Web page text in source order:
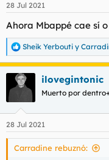
28 Jul 2021
Ahora Mbappé cae sí o
R
e
c
e
s
Sheik Yerbouti y
ilovegintonic
Muerto por
28 Jul 2021
Carradine rebuznó: